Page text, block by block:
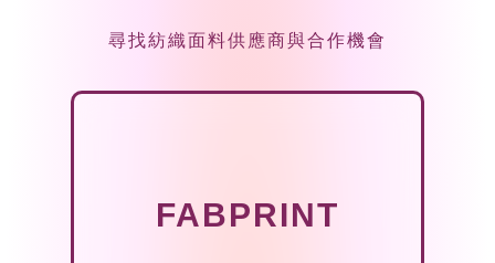
尋找紡織面料供應商與合作機會
FABPRINT